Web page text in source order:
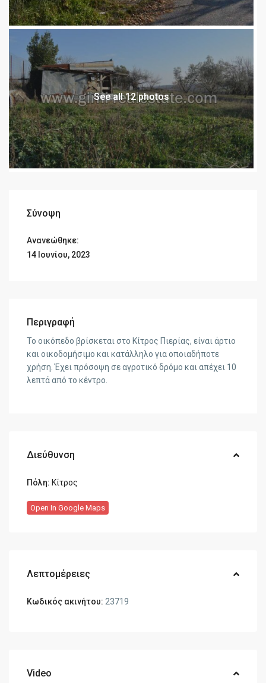
See all 12 photos
Σύνοψη
Ανανεώθηκε:
14 Ιουνίου, 2023
Περιγραφή
Το οικόπεδο βρίσκεται στο Κίτρος Πιερίας, είναι άρτιο
και οικοδομήσιμο και κατάλληλο για οποιαδήποτε
χρήση. Έχει πρόσοψη σε αγροτικό δρόμο και απέχει 10
λεπτά από το κέντρο.
Διεύθυνση
Πόλη: Κίτρος
Open In Google Maps
Λεπτομέρειες
Κωδικός ακινήτου: 23719
Video